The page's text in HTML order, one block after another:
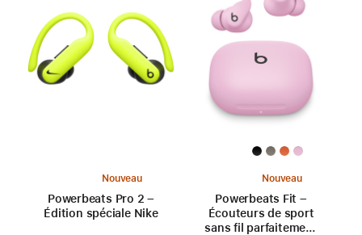
Nouveau
Powerbeats Pro 2 –
Édition spéciale Nike
Nouveau
Powerbeats Fit –
Écouteurs de sport
sans fil parfaitement